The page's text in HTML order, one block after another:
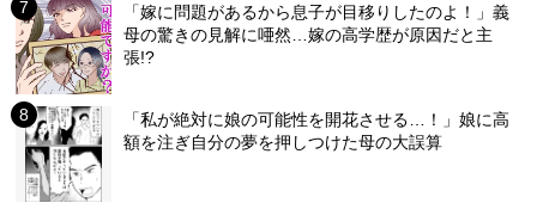
「嫁に問題があるから息子が目移りしたのよ！」義
母の驚きの見解に唖然…嫁の高学歴が原因だと主
張!?
「私が絶対に娘の可能性を開花させる…！」娘に高
額を注ぎ自分の夢を押しつけた母の大誤算